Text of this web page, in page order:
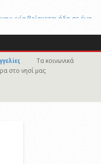
βρίσκεται ήδη σε ένα
του Σωτήρος
το κλειστό "Γιάννης
κλειδί» για να
Τα κοινωνικά
στο νησί μας